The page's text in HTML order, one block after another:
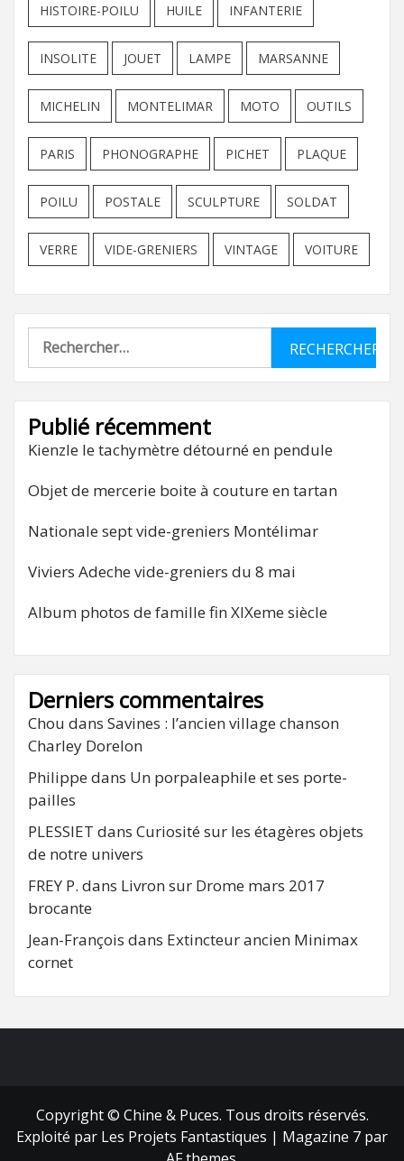
HISTOIRE-POILU HUILE INFANTERIE
INSOLITE JOUET LAMPE MARSANNE
MICHELIN MONTELIMAR MOTO OUTILS
PARIS PHONOGRAPHE PICHET PLAQUE
POILU POSTALE SCULPTURE SOLDAT
VERRE VIDE-GRENIERS VINTAGE VOITURE
Rechercher :
Publié récemment
Kienzle le tachymètre détourné en pendule
Objet de mercerie boite à couture en tartan
Nationale sept vide-greniers Montélimar
Viviers Adeche vide-greniers du 8 mai
Album photos de famille fin XIXeme siècle
Derniers commentaires
Chou dans Savines : l’ancien village chanson
Charley Dorelon
Philippe dans Un porpaleaphile et ses porte-
pailles
PLESSIET dans Curiosité sur les étagères objets
de notre univers
FREY P. dans Livron sur Drome mars 2017
brocante
Jean-François dans Extincteur ancien Minimax
cornet
Copyright © Chine & Puces. Tous droits réservés.
Exploité par Les Projets Fantastiques | Magazine 7 par